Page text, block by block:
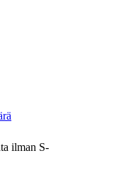
ilman S-